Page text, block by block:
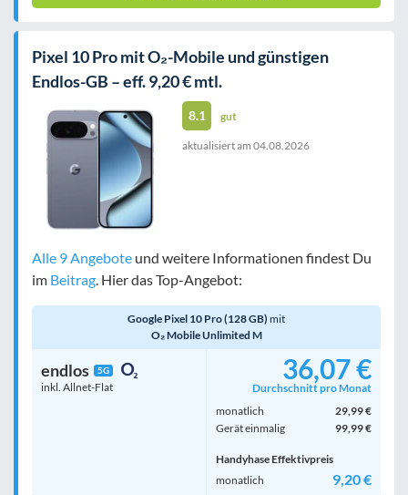
Pixel 10 Pro mit O₂-Mobile und günstigen
Endlos-GB – eff. 9,20 € mtl.
8.1 gut
aktualisiert am 04.08.2026
Alle 9 Angebote und weitere Informationen findest Du
im Beitrag . Hier das Top-Angebot:
Google Pixel 10 Pro (128 GB) mit
O₂ Mobile Unlimited M
endlos 5G
inkl. Allnet-Flat
36,07 €
Durchschnitt pro Monat
monatlich
29,99 €
Gerät einmalig
99,99 €
Handyhase Effektivpreis
monatlich
9,20 €